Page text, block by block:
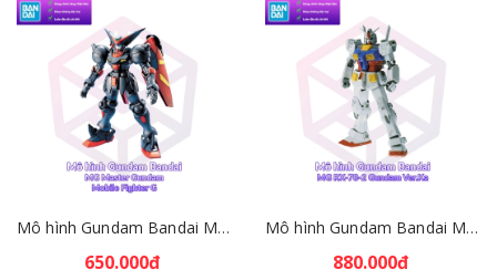
Mô hình Gundam Bandai MG Master Gundam 1/100 Mobile Fighter G [GDB] [BMG]
650.000₫
Mô hình Gundam Bandai MG RX-78-2 Gundam Ver.Ka 1/100 [GDB] [BMG]
880.000₫